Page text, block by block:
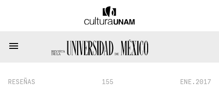
RESEÑAS 155 ENE.2017